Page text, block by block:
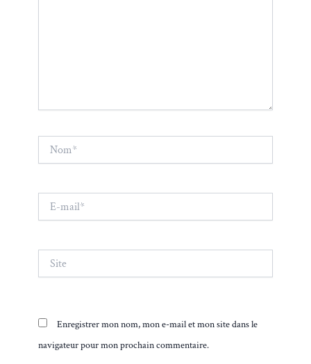
mail*
Enregistrer mon nom, mon e-mail et mon site dans le
navigateur pour mon prochain commentaire.